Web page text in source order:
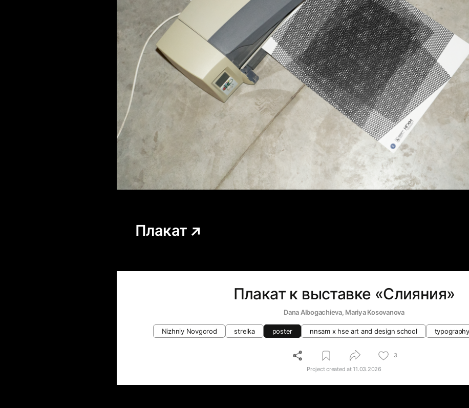
Плакат
Плакат к выставке «Слияния»
Dana Albogachieva, Mariya Kosovanova
Nizhniy Novgorod strelka poster nnsam x hse art and design school typography
3
Project created at11.03.2026